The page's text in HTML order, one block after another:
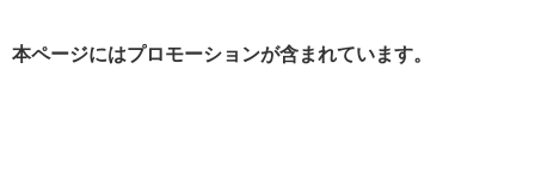
本ページにはプロモーションが含まれています。